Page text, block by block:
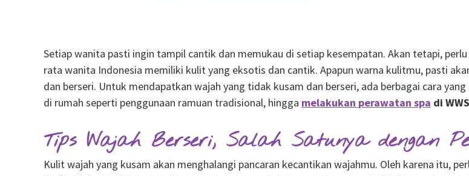
Setiap wanita pasti ingin tampil cantik dan memukau di setiap kesempatan. Akan tetapi,
rata wanita Indonesia memiliki kulit yang eksotis dan cantik. Apapun warna kulitmu, pasti
dan berseri. Untuk mendapatkan wajah yang tidak kusam dan berseri, ada berbagai cara
di rumah seperti penggunaan ramuan tradisional, hingga melakukan perawatan spa di
Tips Wajah Berseri, Salah Satunya dengan
Kulit wajah yang kusam akan menghalangi pancaran kecantikan wajahmu. Oleh karena itu,